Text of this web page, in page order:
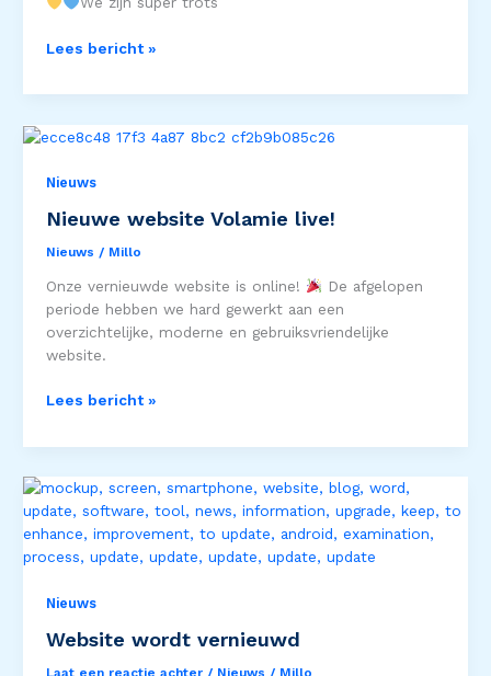
Lees bericht »
Nieuws
Nieuwe website Volamie live!
Nieuws / Millo
Onze vernieuwde website is online!
De afgelopen
periode hebben we hard gewerkt aan een
overzichtelijke, moderne en gebruiksvriendelijke
website.
Nieuwe
Volamie
Lees bericht »
Nieuws
Website wordt vernieuwd
Laat een reactie achter / Nieuws / Millo
Website
wordt
vernieuwd